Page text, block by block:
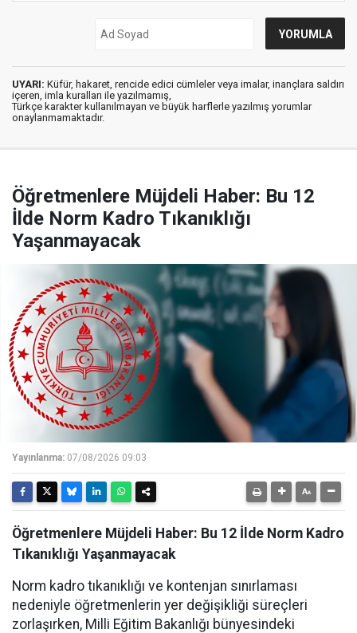
UYARI: Küfür, hakaret, rencide edici cümleler veya imalar, inançlara saldırı
içeren, imla kuralları ile yazılmamış,
Türkçe karakter kullanılmayan ve büyük harflerle yazılmış yorumlar
onaylanmamaktadır.
Öğretmenlere Müjdeli Haber: Bu 12
İlde Norm Kadro Tıkanıklığı
Yaşanmayacak
Yayınlanma: 07/08/2026 09:03
Öğretmenlere Müjdeli Haber: Bu 12 İlde Norm Kadro
Tıkanıklığı Yaşanmayacak
Norm kadro tıkanıklığı ve kontenjan sınırlaması
nedeniyle öğretmenlerin yer değişikliği süreçleri
zorlaşırken, Milli Eğitim Bakanlığı bünyesindeki